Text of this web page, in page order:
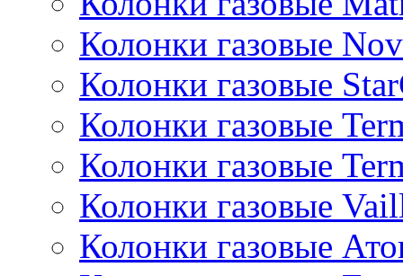
Колонки газовые
Колонки газовые
Колонки газовые
Колонки газовые
Колонки газовые
Колонки газовые